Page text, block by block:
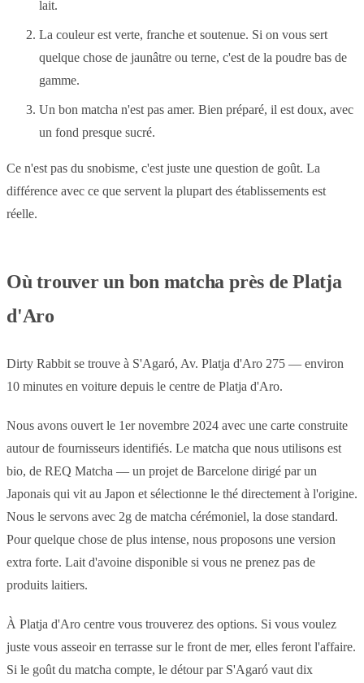
lait.
La couleur est verte, franche et soutenue. Si on vous sert
quelque chose de jaunâtre ou terne, c'est de la poudre bas de
gamme.
Un bon matcha n'est pas amer. Bien préparé, il est doux, avec
un fond presque sucré.
Ce n'est pas du snobisme, c'est juste une question de goût. La
différence avec ce que servent la plupart des établissements est
réelle.
Où trouver un bon matcha près de Platja
d'Aro
Dirty Rabbit se trouve à S'Agaró, Av. Platja d'Aro 275 — environ
10 minutes en voiture depuis le centre de Platja d'Aro.
Nous avons ouvert le 1er novembre 2024 avec une carte construite
autour de fournisseurs identifiés. Le matcha que nous utilisons est
bio, de REQ Matcha — un projet de Barcelone dirigé par un
Japonais qui vit au Japon et sélectionne le thé directement à l'origine.
Nous le servons avec 2g de matcha cérémoniel, la dose standard.
Pour quelque chose de plus intense, nous proposons une version
extra forte. Lait d'avoine disponible si vous ne prenez pas de
produits laitiers.
À Platja d'Aro centre vous trouverez des options. Si vous voulez
juste vous asseoir en terrasse sur le front de mer, elles feront l'affaire.
Si le goût du matcha compte, le détour par S'Agaró vaut dix